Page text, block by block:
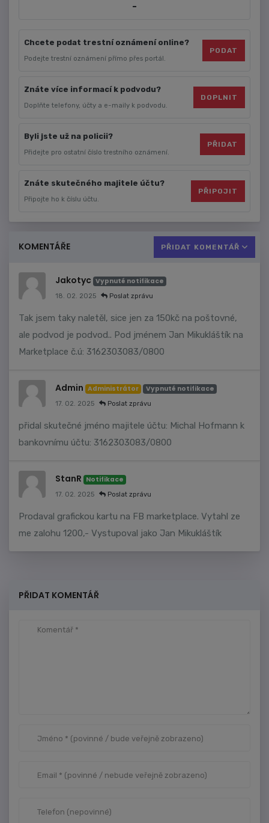
-
Chcete podat trestní oznámení online?
Podejte trestní oznámení přímo přes portál.
PODAT
Znáte více informací k podvodu?
Doplňte telefony, účty a e-maily k podvodu.
DOPLNIT
Byli jste už na policii?
Přidejte pro ostatní číslo trestního oznámení.
PŘIDAT
Znáte skutečného majitele účtu?
Připojte ho k číslu účtu.
PŘIPOJIT
KOMENTÁŘE PŘIDAT KOMENTÁŘ
Jakotyc Vypnuté notifikace
18. 02. 2025 Poslat zprávu
Tak jsem taky naletěl, sice jen za 150kč na poštovné,
ale podvod je podvod.. Pod jménem Jan Mikukláštík na
Marketplace č.ú: 3162303083/0800
Admin Administrátor Vypnuté notifikace
17. 02. 2025 Poslat zprávu
přidal skutečné jméno majitele účtu: Michal Hofmann k
bankovnímu účtu: 3162303083/0800
StanR Notifikace
17. 02. 2025 Poslat zprávu
Prodaval grafickou kartu na FB marketplace. Vytahl ze
me zalohu 1200,- Vystupoval jako Jan Mikukláštík
PŘIDAT KOMENTÁŘ